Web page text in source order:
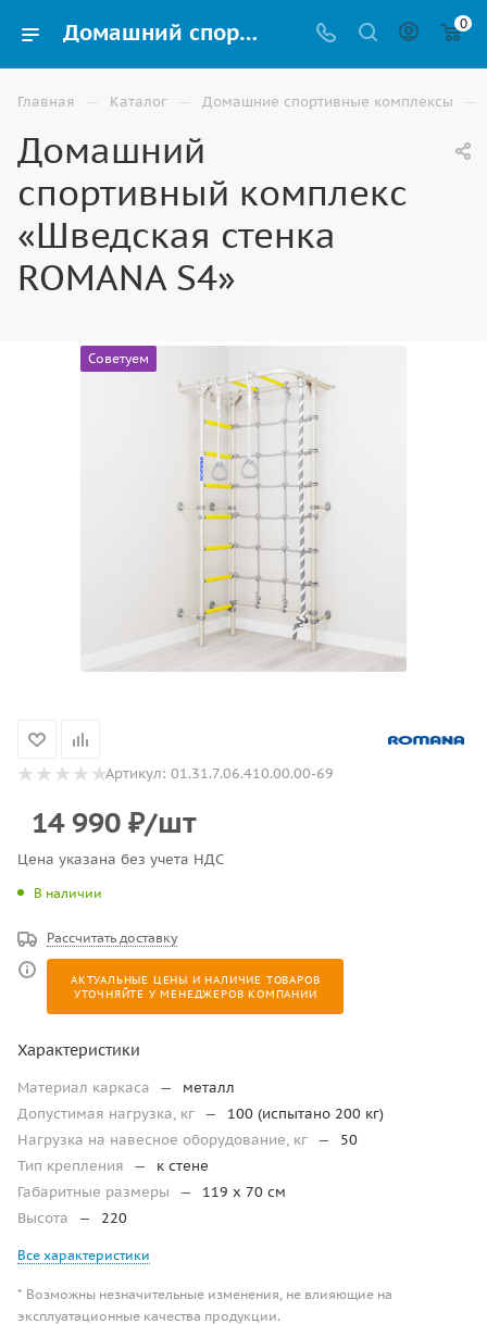
Домашний спортивный комплекс «Шведская стенка ROMANA S4» для детей купить в Элисте 0
Главная — Каталог — Домашние спортивные комплексы —
Домашний
спортивный комплекс
«Шведская стенка
ROMANA S4»
Советуем
Артикул: 01.31.7.06.410.00.00-69
14 990 ₽/шт
Цена указана без учета НДС
В наличии
Рассчитать доставку
АКТУАЛЬНЫЕ ЦЕНЫ И НАЛИЧИЕ ТОВАРОВ
УТОЧНЯЙТЕ У МЕНЕДЖЕРОВ КОМПАНИИ
Характеристики
Материал каркаса —
металл
Допустимая нагрузка, кг —
100 (испытано 200 кг)
Нагрузка на навесное оборудование, кг —
50
Тип крепления
—
к стене
Габаритные размеры
—
119 х 70 см
Высота
— 220
Все характеристики
* Возможны незначительные изменения, не влияющие на
эксплуатационные качества продукции.